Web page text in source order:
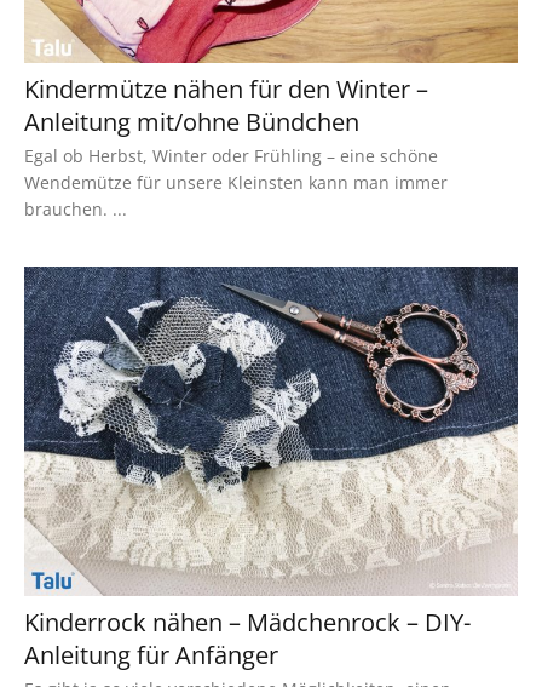
Kindermütze nähen für den Winter –
Anleitung mit/ohne Bündchen
Egal ob Herbst, Winter oder Frühling – eine schöne
Wendemütze für unsere Kleinsten kann man immer
brauchen. ...
Kinderrock nähen – Mädchenrock – DIY-
Anleitung für Anfänger